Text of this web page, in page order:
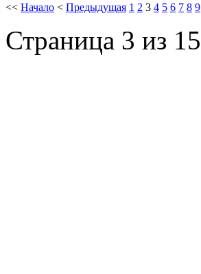
<< Начало < Предыдущая 1 2 3 4 5 6 7 8 9
Страница 3 из 15